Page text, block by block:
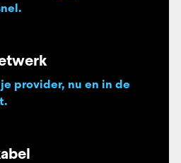
provider, nu en in de